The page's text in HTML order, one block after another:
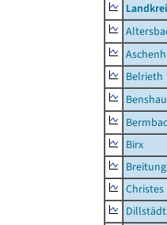
Belrieth
Birx
Christes
Dillstädt